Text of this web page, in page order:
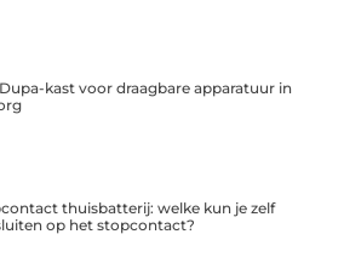
kast voor draagbare apparatuur in
thuisbatterij: welke kun je zelf
op het stopcontact?